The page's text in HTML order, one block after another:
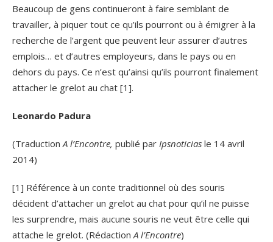
Beaucoup de gens continueront à faire semblant de
travailler, à piquer tout ce qu’ils pourront ou à émigrer à la
recherche de l’argent que peuvent leur assurer d’autres
emplois… et d’autres employeurs, dans le pays ou en
dehors du pays. Ce n’est qu’ainsi qu’ils pourront finalement
attacher le grelot au chat [1].
Leonardo Padura
(TraductionA l’Encontre, publié par Ipsnoticias le 14 avril
2014)
[1] Référence à un conte traditionnel où des souris
décident d’attacher un grelot au chat pour qu’il ne puisse
les surprendre, mais aucune souris ne veut être celle qui
attache le grelot. (RédactionA l’Encontre)